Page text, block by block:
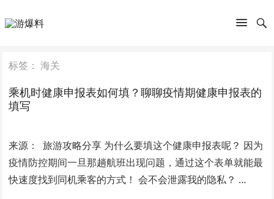
标签：海关
乘机时健康申报表如何填？聊聊疫情期健康申报表的
填写
来源： 旅游攻略分享 为什么要填这个健康申报表呢？ 因为
疫情防控期间一旦那趟航班出现问题，通过这个表单就能最
快速度找到同机乘客的方式！ 会不会泄露我的隐私？ …